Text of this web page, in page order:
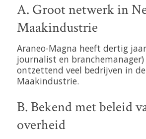
A. Groot netwerk in
Maakindustrie
Araneo-Magna heeft dertig
journalist en
ontzettend veel bedrijven in
Maakindustrie.
B. Bekend met beleid
overheid